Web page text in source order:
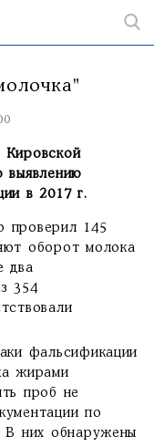
Кировской
выявлению
в 2017 г.
проверил 145
оборот молока
два
354
фальсификации
жирами
проб не
по
В них обнаружены